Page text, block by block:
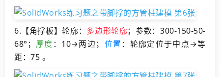
6.【角撑板】轮廓： 多边形轮廓；参数：300-150-50-
68°； 厚度 ：10→两边； 位置 ：轮廓定位于中点→等
距：75 。